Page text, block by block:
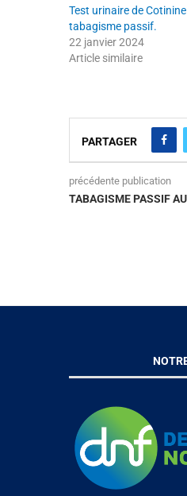
Test urinaire de
tabagisme passif.
22 janvier 2024
Article similaire
PARTAGER
précédente publication
TABAGISME PASSIF